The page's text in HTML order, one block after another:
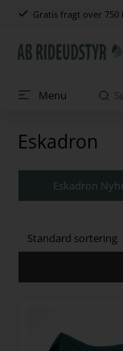
Gratis fragt over 750
Menu
Eskadron
Eskadron